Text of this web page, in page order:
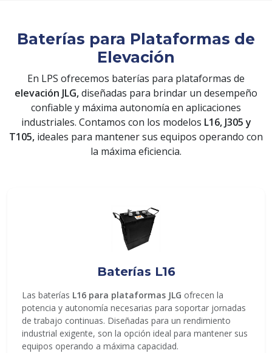
ENVIAR
Baterías para Plataformas de
Elevación
En LPS ofrecemos baterías para plataformas de
elevación JLG,diseñadas para brindar un desempeño
confiable y máxima autonomía en aplicaciones
industriales. Contamos con los modelos L16, J305 y
T105, ideales para mantener sus equipos operando con
la máxima eficiencia.
Baterías L16
Las baterías L16 para plataformas JLG ofrecen la
potencia y autonomía necesarias para soportar jornadas
de trabajo continuas. Diseñadas para un rendimiento
industrial exigente, son la opción ideal para mantener sus
equipos operando a máxima capacidad.